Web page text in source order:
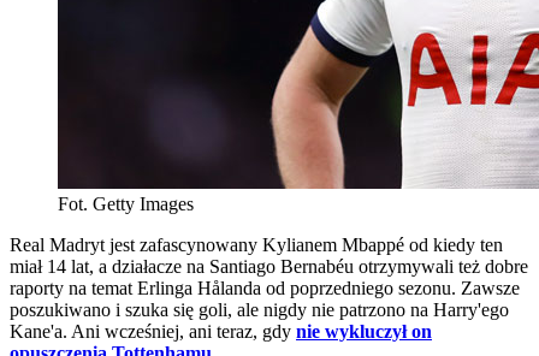
Fot. Getty Images
Real Madryt jest zafascynowany Kylianem Mbappé od kiedy ten
miał 14 lat, a działacze na Santiago Bernabéu otrzymywali też dobre
raporty na temat Erlinga Hålanda od poprzedniego sezonu. Zawsze
poszukiwano i szuka się goli, ale nigdy nie patrzono na Harry'ego
Kane'a. Ani wcześniej, ani teraz, gdy nie wykluczył on